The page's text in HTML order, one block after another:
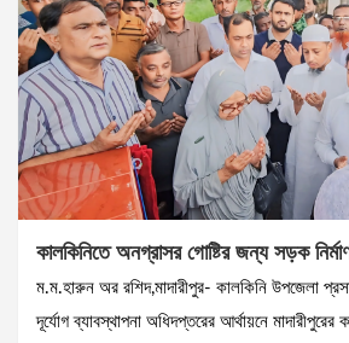
কালকিনিতে অনগ্রাসর গোষ্টির জন্য সড়ক
ম.ম.হারুন অর রশিদ,মাদারীপুর- কালকিনি উপজেলা
দূর্যোগ ব্যাবস্থাপনা অধিদপ্তরের আর্থায়নে